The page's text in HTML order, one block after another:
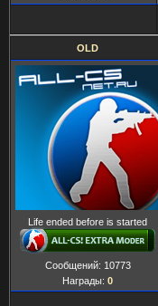
OLD
Life ended before is started
Сообщений: 10773
Награды: 0